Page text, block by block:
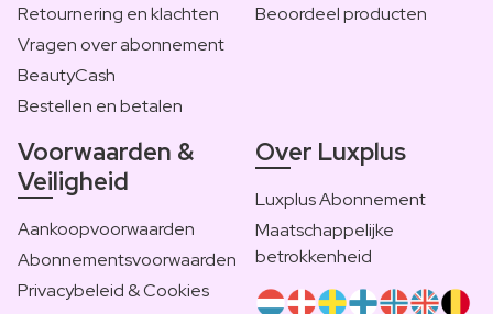
Retournering en klachten
Vragen over abonnement
BeautyCash
Bestellen en betalen
Beoordeel producten
Voorwaarden &
Veiligheid
Aankoopvoorwaarden
Abonnementsvoorwaarden
Privacybeleid & Cookies
Over Luxplus
Luxplus Abonnement
Maatschappelijke
betrokkenheid